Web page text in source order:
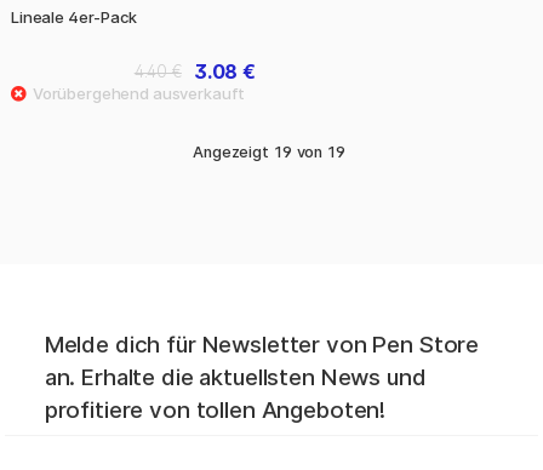
Lineale 4er-Pack
3.08 €
4.40 €
Angezeigt 19 von 19
Melde dich für Newsletter von Pen Store
an. Erhalte die aktuellsten News und
profitiere von tollen Angeboten!